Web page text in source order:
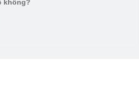
không?